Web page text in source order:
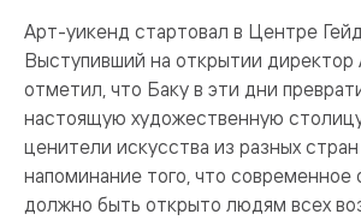
Арт-уикенд стартовал в Центре
Выступивший на открытии директор
отметил, что Баку в эти дни
настоящую художественную
ценители искусства из разных
напоминание того, что современное
должно быть открыто людям всех